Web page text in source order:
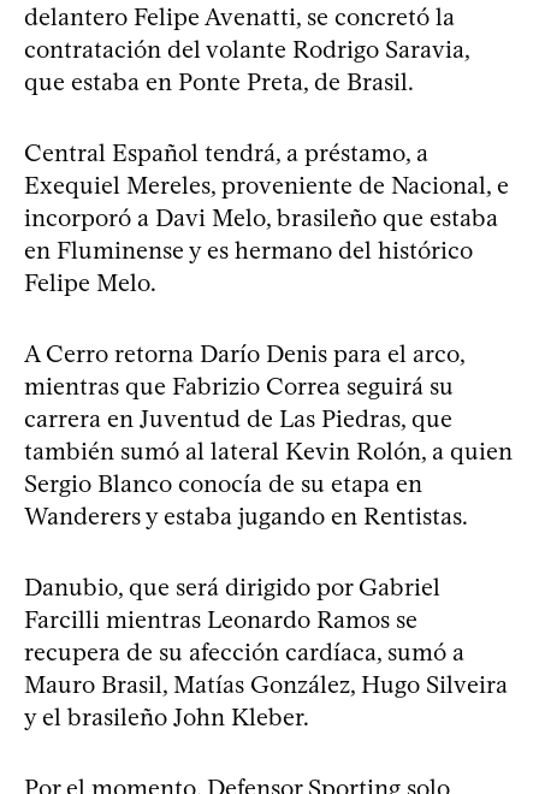
delantero Felipe Avenatti, se concretó la
contratación del volante Rodrigo Saravia,
que estaba en Ponte Preta, de Brasil.
Central Español tendrá, a préstamo, a
Exequiel Mereles, proveniente de Nacional, e
incorporó a Davi Melo, brasileño que estaba
en Fluminense y es hermano del histórico
Felipe Melo.
A Cerro retorna Darío Denis para el arco,
mientras que Fabrizio Correa seguirá su
carrera en Juventud de Las Piedras, que
también sumó al lateral Kevin Rolón, a quien
Sergio Blanco conocía de su etapa en
Wanderers y estaba jugando en Rentistas.
Danubio, que será dirigido por Gabriel
Farcilli mientras Leonardo Ramos se
recupera de su afección cardíaca, sumó a
Mauro Brasil, Matías González, Hugo Silveira
y el brasileño John Kleber.
Por el momento, Defensor Sporting solo